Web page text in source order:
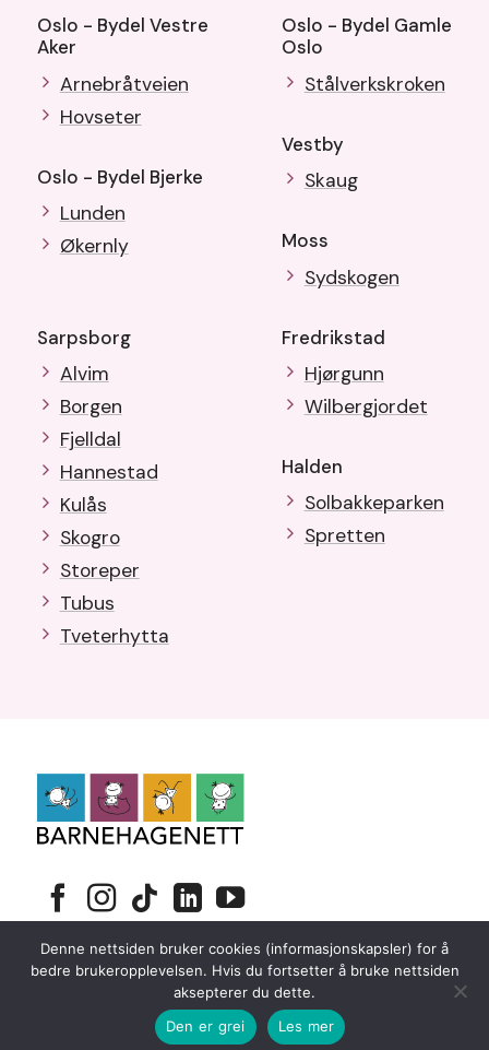
Oslo - Bydel Vestre
Aker
Arnebråtveien
Hovseter
Oslo - Bydel Bjerke
Lunden
Økernly
Oslo - Bydel Gamle
Oslo
Stålverkskroken
Vestby
Skaug
Moss
Sydskogen
Sarpsborg
Alvim
Borgen
Fjelldal
Hannestad
Kulås
Skogro
Storeper
Tubus
Tveterhytta
Fredrikstad
Hjørgunn
Wilbergjordet
Halden
Solbakkeparken
Spretten
Copyright 2026 © Barnehagenett
Nettsiden er utviklet avFredrikstad Webdesign AS
Denne nettsiden bruker cookies (informasjonskapsler) for å
bedre brukeropplevelsen. Hvis du fortsetter å bruke nettsiden
aksepterer du dette.
Den er grei
Les mer